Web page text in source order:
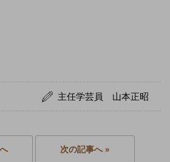
主任学芸員 山本正昭
次の記事へ »